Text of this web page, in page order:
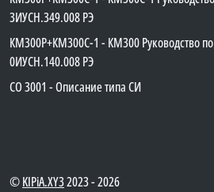
3ИУСН.349.008 РЭ
КМ300Р+КМ300С-1 - КМ300 Руководство по
0ИУСН.140.008 РЭ
СО 3001 - Описание типа СИ
©KIPiA.XY32023 - 2026